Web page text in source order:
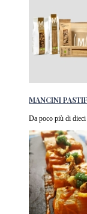
MANCINI
Da poco più di